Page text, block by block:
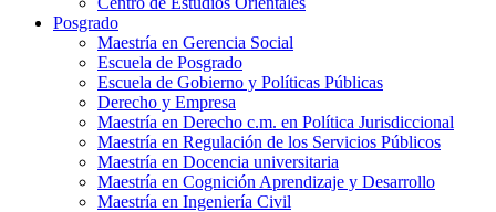
Posgrado
Maestría en Gerencia Social
Escuela de Posgrado
Escuela de Gobierno y Políticas Públicas
Derecho y Empresa
Maestría en Derecho c.m. en Política Jurisdiccional
Maestría en Regulación de los Servicios Públicos
Maestría en Docencia universitaria
Maestría en Cognición Aprendizaje y Desarrollo
Maestría en Ingeniería Civil